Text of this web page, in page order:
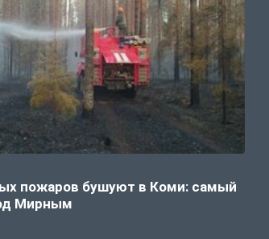
пожаров бушуют в Коми: самый
Мирным